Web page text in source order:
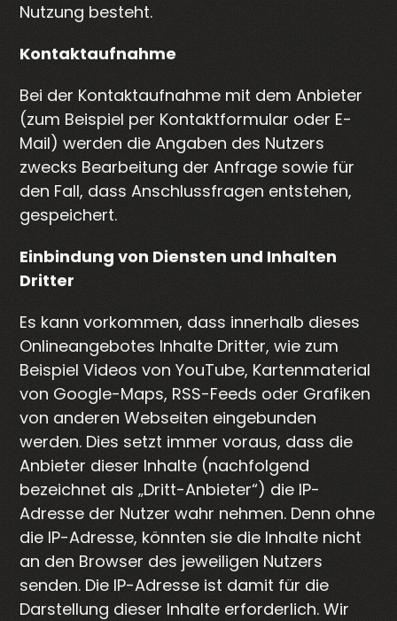
Nutzung besteht.
Kontaktaufnahme
Bei der Kontaktaufnahme mit dem Anbieter
(zum Beispiel per Kontaktformular oder E-
Mail) werden die Angaben des Nutzers
zwecks Bearbeitung der Anfrage sowie für
den Fall, dass Anschlussfragen entstehen,
gespeichert.
Einbindung von Diensten und Inhalten
Dritter
Es kann vorkommen, dass innerhalb dieses
Onlineangebotes Inhalte Dritter, wie zum
Beispiel Videos von YouTube, Kartenmaterial
von Google-Maps, RSS-Feeds oder Grafiken
von anderen Webseiten eingebunden
werden. Dies setzt immer voraus, dass die
Anbieter dieser Inhalte (nachfolgend
bezeichnet als „Dritt-Anbieter“) die IP-
Adresse der Nutzer wahr nehmen. Denn ohne
die IP-Adresse, könnten sie die Inhalte nicht
an den Browser des jeweiligen Nutzers
senden. Die IP-Adresse ist damit für die
Darstellung dieser Inhalte erforderlich. Wir